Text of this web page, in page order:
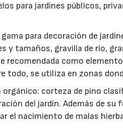
para jardines públicos,
para decoración de
y tamaños, gravilla de río,
recomendada como
todo, se utiliza en zonas
corteza de pino
del jardín. Además de su
el nacimiento de malas